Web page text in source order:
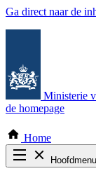
Ga direct naar de
Ministerie
de homepage
Home